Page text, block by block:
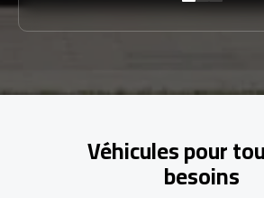
Véhicules pour
besoins